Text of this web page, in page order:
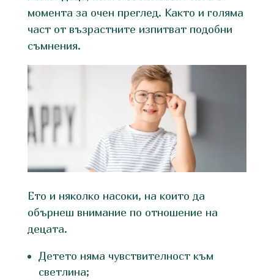
момента за очен преглед. Както и голяма
част от възрастните изпитват подобни
съмнения.
Ето и няколко насоки, на които да
обърнеш внимание по отношение на
децата.
Детето няма чувствителност към
светлина;